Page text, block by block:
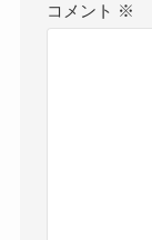
コメント ※